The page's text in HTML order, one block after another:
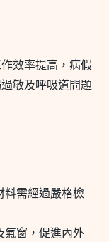
效率提高，病假
敏及呼吸道問題
需經過嚴格檢
窗，促進內外